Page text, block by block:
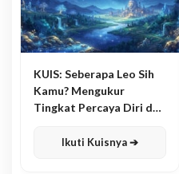
KUIS: Seberapa Leo Sih
Kamu? Mengukur
Tingkat Percaya Diri dan
Ikuti Kuisnya ➔